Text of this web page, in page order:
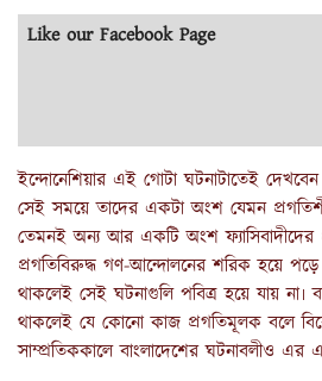
Like our Facebook Page
ইন্দোনেশিয়ার এই গোটা ঘটনাটাতেই
সেই সময়ে তাদের একটা অংশ যেমন
তেমনই অন্য আর একটি অংশ ফ্যাসিবাদীদের
প্রগতিবিরুদ্ধ গণ-আন্দোলনের শরিক হয়ে
থাকলেই সেই ঘটনাগুলি পবিত্র হয়ে যায় না৷
থাকলেই যে কোনো কাজ প্রগতিমূলক বলে
সাম্প্রতিককালে বাংলাদেশের ঘটনাবলীও এর